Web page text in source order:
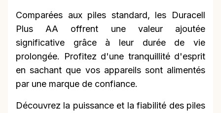
Comparées aux piles standard, les Duracell
Plus AA offrent une valeur ajoutée
significative grâce à leur durée de vie
prolongée. Profitez d'une tranquillité d'esprit
en sachant que vos appareils sont alimentés
par une marque de confiance.
Découvrez la puissance et la fiabilité des piles